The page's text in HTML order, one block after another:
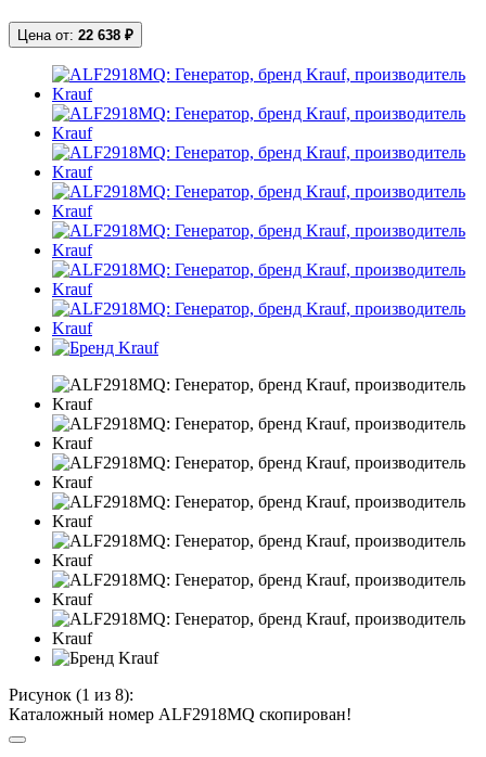
Цена от: 22 638 ₽
Рисунок (1 из 8):
Каталожный номер ALF2918MQ скопирован!